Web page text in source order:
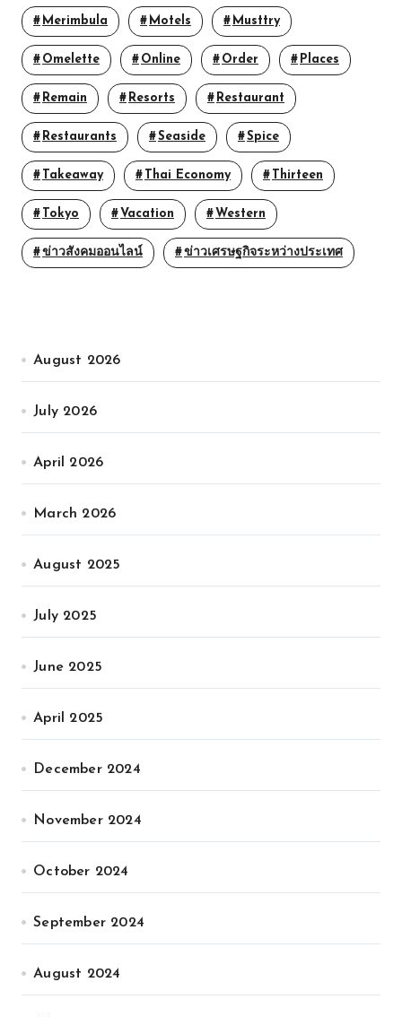
Merimbula Motels Musttry
Omelette Online Order Places
Remain Resorts Restaurant
Restaurants Seaside Spice
Takeaway Thai Economy Thirteen
Tokyo Vacation Western
ข่าวสังคมออนไลน์ ข่าวเศรษฐกิจระหว่างประเทศ
August 2026
July 2026
April 2026
March 2026
August 2025
July 2025
June 2025
April 2025
December 2024
November 2024
October 2024
September 2024
August 2024